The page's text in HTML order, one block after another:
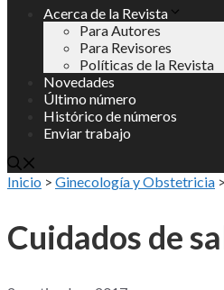
Acerca de la Revista
Para Autores
Para Revisores
Políticas de la Revista
Novedades
Último número
Histórico de números
Enviar trabajo
Inicio > Ginecología y Obstetricia >
Cuidados de